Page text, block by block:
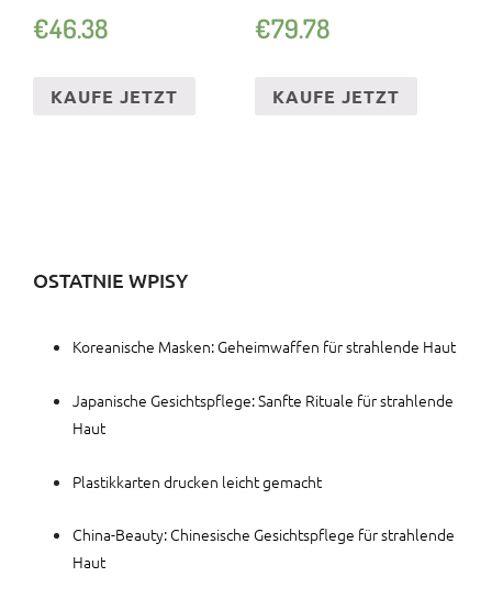
€46.38
KAUFE JETZT
€79.78
KAUFE JETZT
OSTATNIE WPISY
Koreanische Masken: Geheimwaffen für strahlende Haut
Japanische Gesichtspflege: Sanfte Rituale für strahlende
Haut
Plastikkarten drucken leicht gemacht
China-Beauty: Chinesische Gesichtspflege für strahlende
Haut